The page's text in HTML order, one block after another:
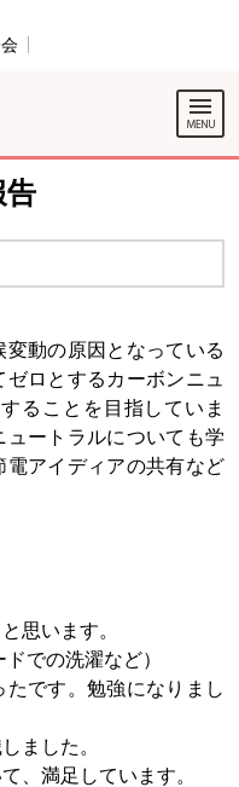
。
る
告
動の原因となっている
ロとするカーボンニュ
ることを目指していま
ートラルについても学
電アイディアの共有など
思います。
での洗濯など）
たです。勉強になりまし
ました。
、満足しています。